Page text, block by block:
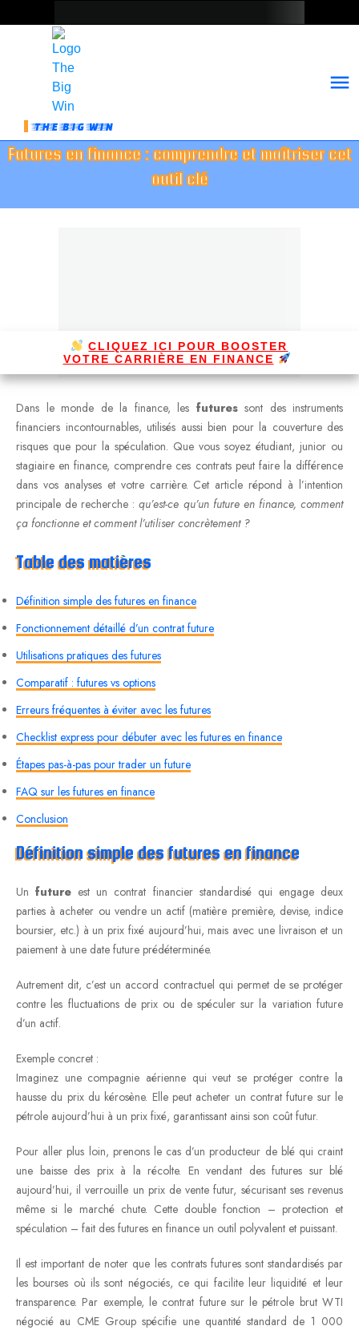
THE BIG WIN
Futures en finance : comprendre et maîtriser cet
outil clé
CLIQUEZ ICI POUR BOOSTER
VOTRE CARRIÈRE EN FINANCE
Dans le monde de la finance, les futuressont des instruments
financiers incontournables, utilisés aussi bien pour la couverture des
risques que pour la spéculation. Que vous soyez étudiant, junior ou
stagiaire en finance, comprendre ces contrats peut faire la différence
dans vos analyses et votre carrière. Cet article répond à l’intention
principale de recherche :qu’est-ce qu’un future en finance, comment
ça fonctionne et comment l’utiliser concrètement ?
Table des matières
Définition simple des futures en finance
Fonctionnement détaillé d’un contrat future
Utilisations pratiques des futures
Comparatif : futures vs options
Erreurs fréquentes à éviter avec les futures
Checklist express pour débuter avec les futures en finance
Étapes pas-à-pas pour trader un future
FAQ sur les futures en finance
Conclusion
Définition simple des futures en finance
Unfuture est un contrat financier standardisé qui engage deux
parties à acheter ou vendre un actif (matière première, devise, indice
boursier, etc.) à un prix fixé aujourd’hui, mais avec une livraison et un
paiement à une date future prédéterminée.
Autrement dit, c’est un accord contractuel qui permet de se protéger
contre les fluctuations de prix ou de spéculer sur la variation future
d’un actif.
Exemple concret :
Imaginez une compagnie aérienne qui veut se protéger contre la
hausse du prix du kérosène. Elle peut acheter un contrat future sur le
pétrole aujourd’hui à un prix fixé, garantissant ainsi son coût futur.
Pour aller plus loin, prenons le cas d’un producteur de blé qui craint
une baisse des prix à la récolte. En vendant des futures sur blé
aujourd’hui, il verrouille un prix de vente futur, sécurisant ses revenus
même si le marché chute. Cette double fonction – protection et
spéculation – fait des futures en finance un outil polyvalent et puissant.
Il est important de noter que les contrats futures sont standardisés par
les bourses où ils sont négociés, ce qui facilite leur liquidité et leur
transparence. Par exemple, le contrat future sur le pétrole brut WTI
négocié au CME Group spécifie une quantité standard de 1 000